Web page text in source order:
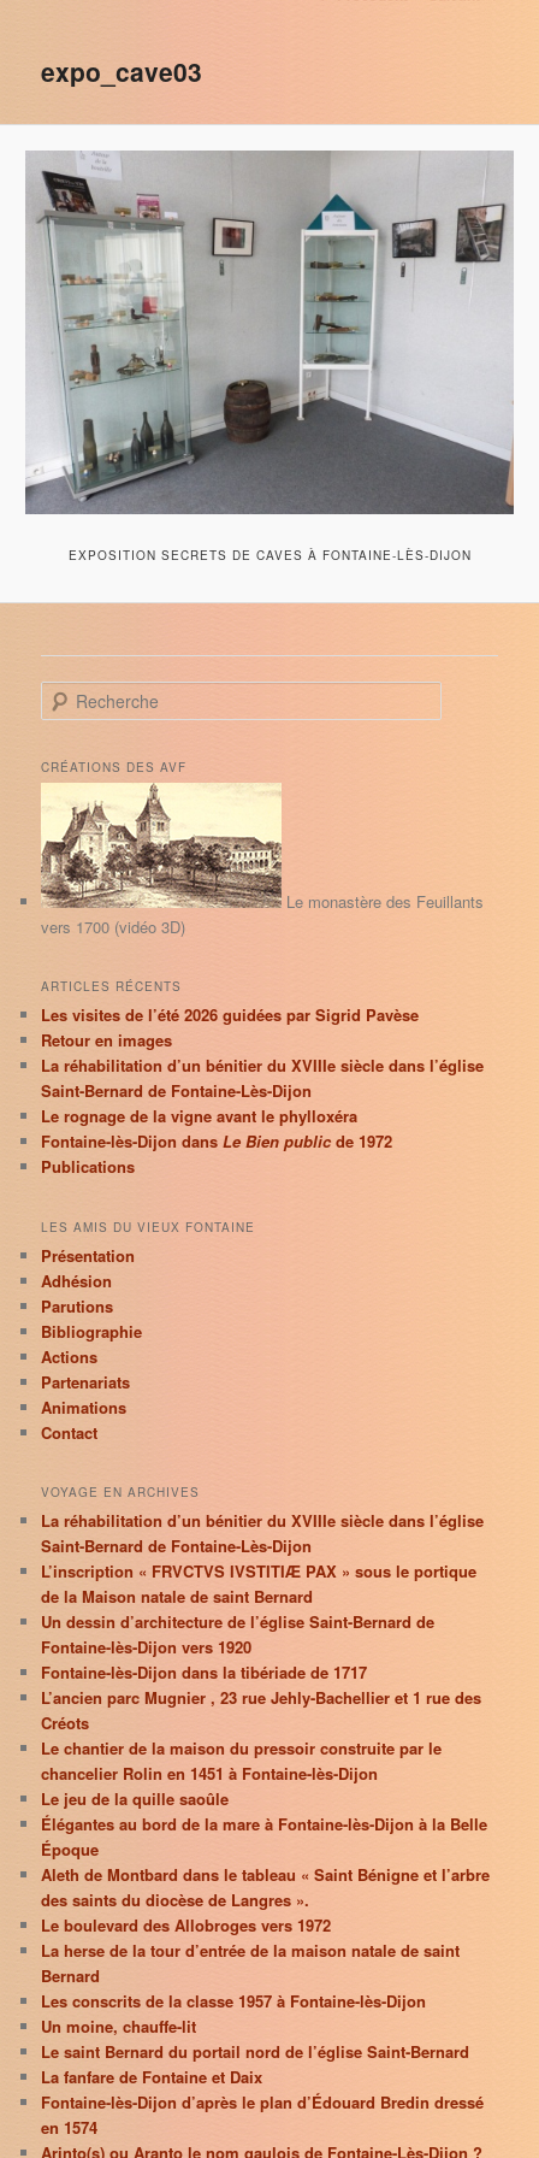
expo_cave03
EXPOSITION SECRETS DE CAVES À FONTAINE-LÈS-DIJON
e
h
e
r
h
e
CRÉATIONS DES AVF
Le monastère des Feuillants
vers 1700 (vidéo 3D)
ARTICLES RÉCENTS
Les visites de l’été 2026 guidées par Sigrid Pavèse
Retour en images
La réhabilitation d’un bénitier du XVIIIe siècle dans l’église
Saint-Bernard de Fontaine-Lès-Dijon
Le rognage de la vigne avant le phylloxéra
Fontaine-lès-Dijon dansLe Bien publicde 1972
Publications
LES AMIS DU VIEUX FONTAINE
Présentation
Adhésion
Parutions
Bibliographie
Actions
Partenariats
Animations
Contact
VOYAGE EN ARCHIVES
La réhabilitation d’un bénitier du XVIIIe siècle dans l’église
Saint-Bernard de Fontaine-Lès-Dijon
L’inscription « FRVCTVS IVSTITIÆ PAX » sous le portique
de la Maison natale de saint Bernard
Un dessin d’architecture de l’église Saint-Bernard de
Fontaine-lès-Dijon vers 1920
Fontaine-lès-Dijon dans la tibériade de 1717
L’ancien parc Mugnier , 23 rue Jehly-Bachellier et 1 rue des
Créots
Le chantier de la maison du pressoir construite par le
chancelier Rolin en 1451 à Fontaine-lès-Dijon
Le jeu de la quille saoûle
Élégantes au bord de la mare à Fontaine-lès-Dijon à la Belle
Époque
Aleth de Montbard dans le tableau « Saint Bénigne et l’arbre
des saints du diocèse de Langres ».
Le boulevard des Allobroges vers 1972
La herse de la tour d’entrée de la maison natale de saint
Bernard
Les conscrits de la classe 1957 à Fontaine-lès-Dijon
Un moine, chauffe-lit
Le saint Bernard du portail nord de l’église Saint-Bernard
La fanfare de Fontaine et Daix
Fontaine-lès-Dijon d’après le plan d’Édouard Bredin dressé
en 1574
Arinto(s) ou Aranto le nom gaulois de Fontaine-Lès-Dijon ?